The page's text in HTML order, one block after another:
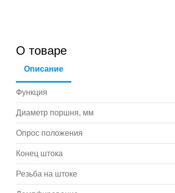
О товаре
Описание
Функция
Диаметр поршня, мм
Опрос положения
Конец штока
Резьба на штоке